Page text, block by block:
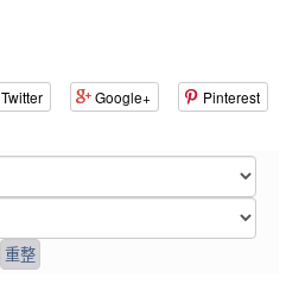
Twitter Google+ Pinterest